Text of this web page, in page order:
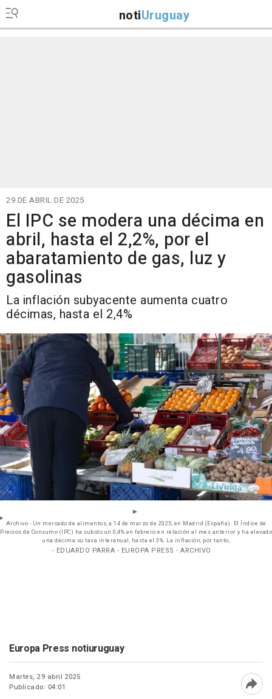
notiUruguay
29 DE ABRIL DE 2025
El IPC se modera una décima en
abril, hasta el 2,2%, por el
abaratamiento de gas, luz y
gasolinas
La inflación subyacente aumenta cuatro
décimas, hasta el 2,4%
Archivo - Un mercado de alimentos, a 14 de marzo de 2025, en Madrid (España). El Índice de
Precios de Consumo (IPC) ha subido un 0,4% en febrero en relación al mes anterior y ha elevado
una décima su tasa interanual, hasta el 3%. La inflación, por tanto,
- EDUARDO PARRA - EUROPA PRESS - ARCHIVO
Europa Press notiuruguay
Martes, 29 abril 2025
Publicado: 04:01